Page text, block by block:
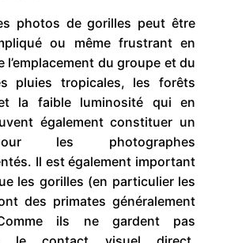
photos de gorilles peut être
ou même frustrant en
l’emplacement du groupe et du
pluies tropicales, les forêts
la faible luminosité qui en
également constituer un
les photographes
Il est également important
les gorilles (en particulier les
des primates généralement
ils ne gardent pas